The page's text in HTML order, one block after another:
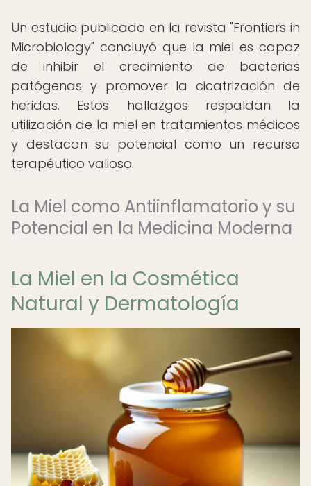
Un estudio publicado en la revista "Frontiers in
Microbiology" concluyó que la miel es capaz
de inhibir el crecimiento de bacterias
patógenas y promover la cicatrización de
heridas. Estos hallazgos respaldan la
utilización de la miel en tratamientos médicos
y destacan su potencial como un recurso
terapéutico valioso.
La Miel como Antiinflamatorio y su
Potencial en la Medicina Moderna
La Miel en la Cosmética
Natural y Dermatología